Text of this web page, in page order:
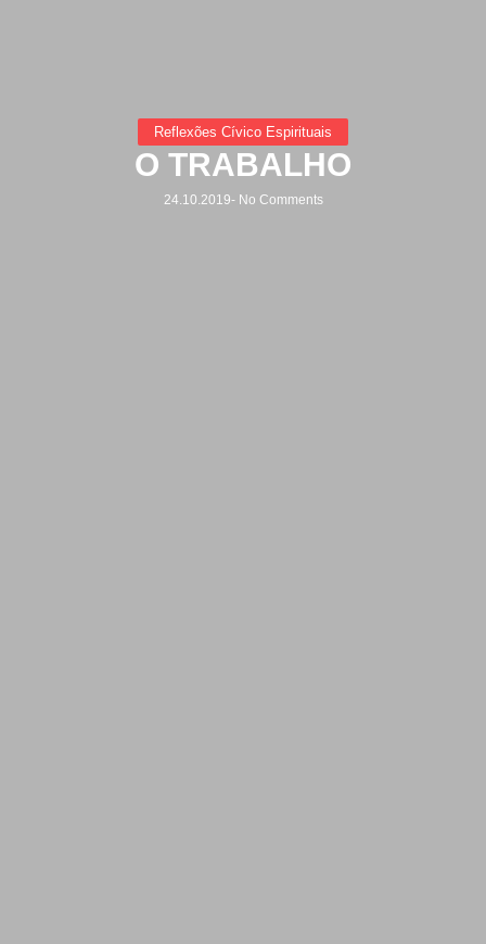
Reflexões Cívico Espirituais
O TRABALHO
24.10.2019-No Comments